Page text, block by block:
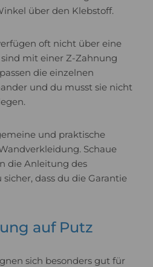
über den Klebstoff.
oft nicht über eine
mit einer Z-Zahnung
die einzelnen
und du musst sie nicht
und praktische
Schaue
die Anleitung des
sicher, dass du die Garantie
auf Putz
sich besonders gut für